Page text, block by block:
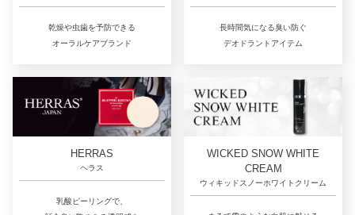
乾燥や虫歯を予防できる
オーラルケアブランド
長時間気になる臭い防ぐ
デオドラントアイテム
HERRAS
ヘラス
乳酸ピーリングで、
WICKED SNOW WHITE
CREAM
ウィキッドスノーホワイトクリーム